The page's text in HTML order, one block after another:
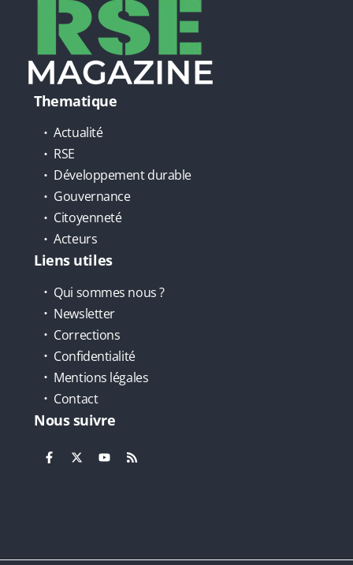
Thematique
Actualité
RSE
Développement durable
Gouvernance
Citoyenneté
Acteurs
Liens utiles
Qui sommes nous ?
Newsletter
Corrections
Confidentialité
Mentions légales
Contact
Nous suivre